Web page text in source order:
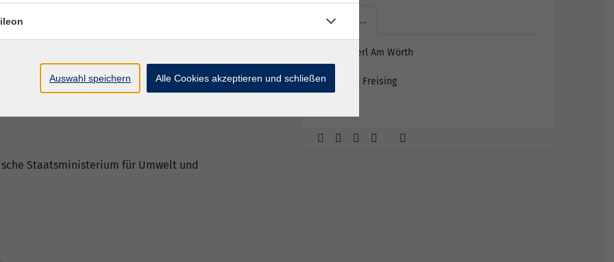
Staatsministerium für Umwelt und
Platzerl…
Platzerl Am Wörth
85354 Freising
Auswahl speichern Alle Cookies akzeptieren und schließen